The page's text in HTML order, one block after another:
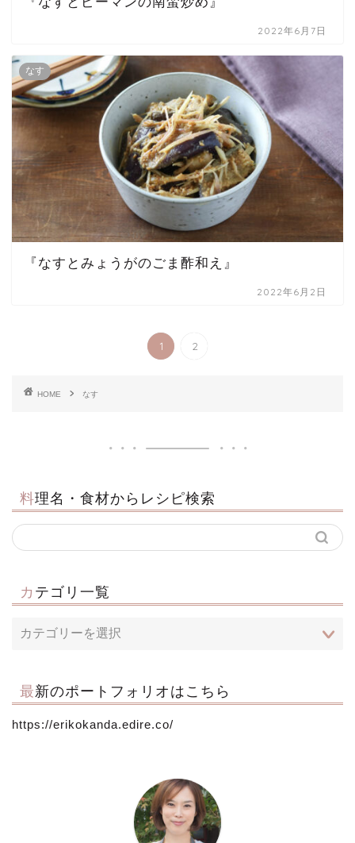
2022年6月7日
なす
『なすとみょうがのごま酢和え』
2022年6月2日
1 2
HOME なす
料理名・食材からレシピ検索
カテゴリ一覧
最新のポートフォリオはこちら
https://erikokanda.edire.co/